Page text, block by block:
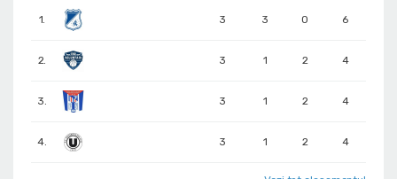
1. 3 3 0 6
2. 3 1 2 4
3. 3 1 2 4
4. 3 1 2 4